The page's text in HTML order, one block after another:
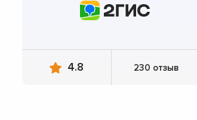
4.8 230 отзыв